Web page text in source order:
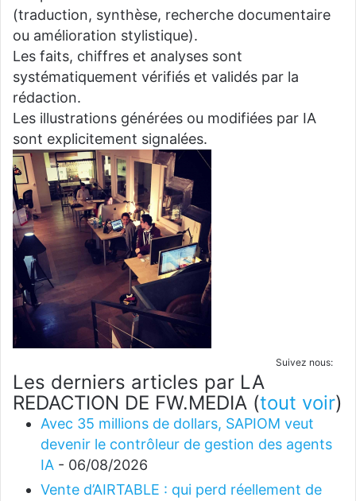
(traduction, synthèse, recherche documentaire
ou amélioration stylistique).
Les faits, chiffres et analyses sont
systématiquement vérifiés et validés par la
rédaction.
Les illustrations générées ou modifiées par IA
sont explicitement signalées.
Suivez nous:
Les derniers articles par LA
REDACTION DE FW.MEDIA (tout voir)
Avec 35 millions de dollars, SAPIOM veut
devenir le contrôleur de gestion des agents
IA - 06/08/2026
Vente d’AIRTABLE : qui perd réellement de